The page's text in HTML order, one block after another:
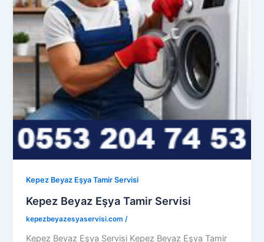
Kepez Beyaz Eşya Tamir Servisi
Kepez Beyaz Eşya Tamir Servisi
kepezbeyazesyaservisi.com /
Kepez Beyaz Eşya Servisi Kepez Beyaz Eşya Tamir